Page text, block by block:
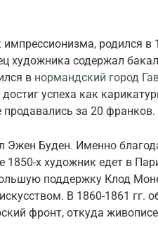
родился в
художника содержал
в нормандский город
успеха как
за 20 франков.
Эжен Буден. Именно
1850-х художник едет в
поддержку Клод
В 1860-1861 гг.
фронт, откуда